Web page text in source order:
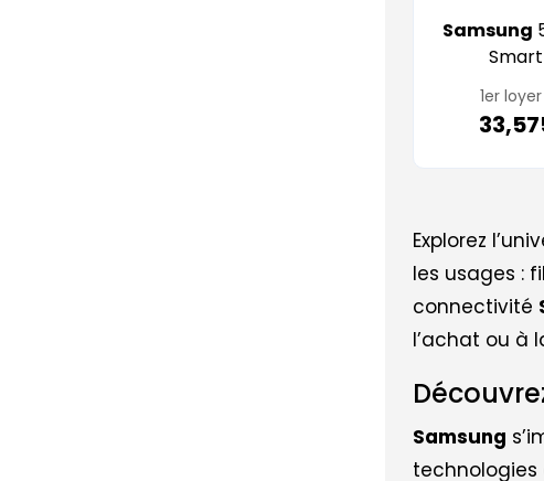
Samsung
1er
Explorez
les usages :
connectivité
l’achat ou à
Samsung
technologies